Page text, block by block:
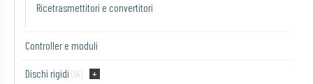
Ricetrasmettitori e convertitori
Controller e moduli
Dischi rigidi (54)